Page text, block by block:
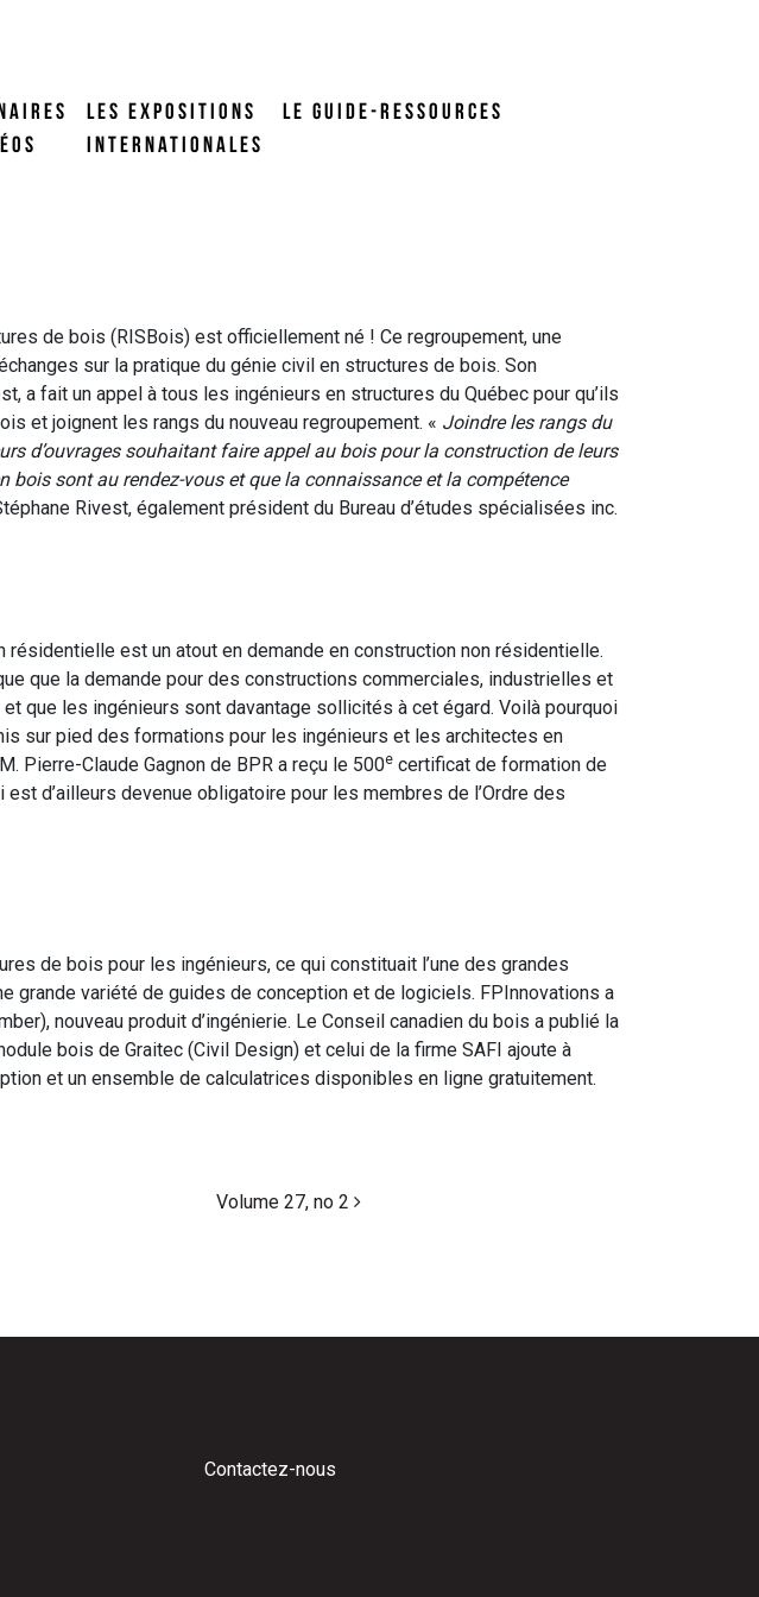
LES EXPOSITIONS
INTERNATIONALES
LE GUIDE-RESSOURCES
de bois (RISBois) est officiellement né ! Ce regroupement, une
sur la pratique du génie civil en structures de bois. Son
a fait un appel à tous les ingénieurs en structures du Québec pour qu’ils
et joignent les rangs du nouveau regroupement. « Joindre les rangs du
d’ouvrages souhaitant faire appel au bois pour la construction de leurs
bois sont au rendez-vous et que la connaissance et la compétence
Rivest, également président du Bureau d’études spécialisées inc.
est un atout en demande en construction non résidentielle.
que la demande pour des constructions commerciales, industrielles et
que les ingénieurs sont davantage sollicités à cet égard. Voilà pourquoi
sur pied des formations pour les ingénieurs et les architectes en
Pierre-Claude Gagnon de BPR a reçu le 500e certificat de formation de
d’ailleurs devenue obligatoire pour les membres de l’Ordre des
de bois pour les ingénieurs, ce qui constituait l’une des grandes
grande variété de guides de conception et de logiciels. FPInnovations a
nouveau produit d’ingénierie. Le Conseil canadien du bois a publié la
bois de Graitec (Civil Design) et celui de la firme SAFI ajoute à
et un ensemble de calculatrices disponibles en ligne gratuitement.
Volume 27, no 2
Contactez-nous